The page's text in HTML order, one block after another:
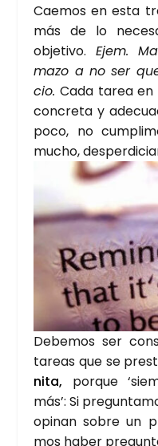
Cae­mos en esta
más de lo
obje­ti­vo. Ejem.
mazo a no ser
cio. Cada tarea
con­cre­ta y
poco, no
mucho,
Debe­mos ser
tareas que se
ni­ta, por­que
más’: Si
opi­nan sobre un
mos haber